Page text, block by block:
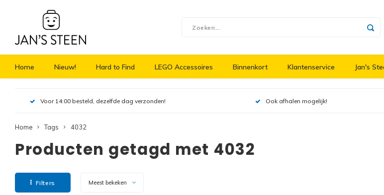
Home Nieuw! Hard to Find LEGO Accessoires Binnenkort Klantenservice Jan's
Voor 14:00 besteld, dezelfde dag verzonden! Ook afhalen mogelijk!
Home Tags 4032
Producten getagd met 4032
Filters Meest bekeken